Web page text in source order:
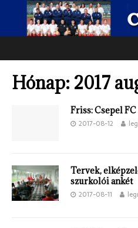
Hónap:2017
Friss: Csepel
2017-08-12
Tervek,
szurkolói ankét
2017-08-11